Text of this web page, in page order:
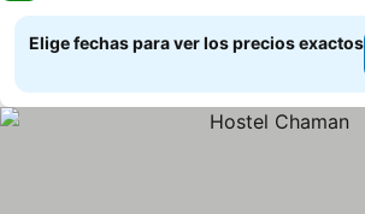
Elige fechas para ver los precios exactos